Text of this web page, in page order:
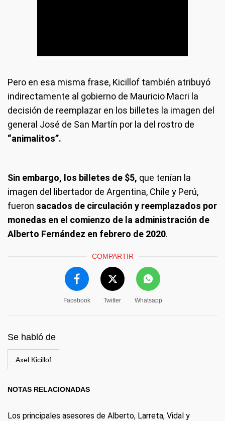
Pero en esa misma frase, Kicillof también atribuyó
indirectamente al gobierno de Mauricio Macri la
decisión de reemplazar en los billetes la imagen del
general José de San Martín por la del rostro de
“animalitos”.
Sin embargo, los billetes de $5, que tenían la
imagen del libertador de Argentina, Chile y Perú,
fueron sacados de circulación y reemplazados por
monedas en el comienzo de la administración de
Alberto Fernández en febrero de 2020.
COMPARTIR
Facebook Twitter Whatsapp
Se habló de
Axel Kicillof
NOTAS RELACIONADAS
Los principales asesores de Alberto, Larreta, Vidal y